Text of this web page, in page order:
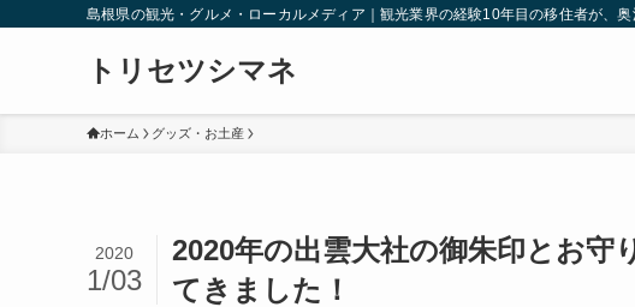
島根県の観光・グルメ・ローカルメディア｜観光業界の経験10年目の移住者が、奥
トリセツシマネ
ホーム グッズ・お土産
2020年の出雲大社の御朱印とお守
てきました！
2020
1/03